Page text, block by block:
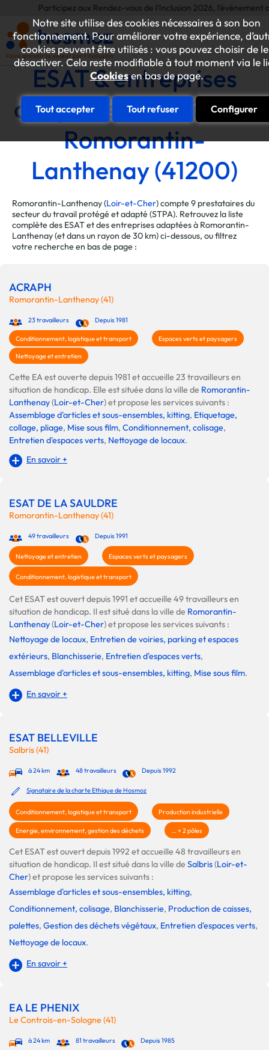
Notre site utilise des cookies nécessaires à son bon
fonctionnement. Pour améliorer votre expérience,
cookies peuvent être utilisés : vous pouvez choisir de
désactiver. Cela reste modifiable à tout moment via le
Cookiesen bas de page.
Tout accepter Tout refuser Configurer
Participez aux Rendez-vous de l'Inclusion 2026, l'événement
ESAT & entreprises
adaptées de la ville de
Romorantin-
Lanthenay (41200)
Romorantin-Lanthenay (Loir-et-Cher) compte 9 prestataires du
secteur du travail protégé et adapté (STPA). Retrouvez la liste
complète des ESAT et des entreprises adaptées à Romorantin-
Lanthenay (et dans un rayon de 30 km) ci-dessous, ou filtrez
votre recherche en bas de page :
ACRAPH
Romorantin-Lanthenay (41)
23 travailleurs Depuis 1981
Conditionnement, logistique et transport Espaces verts et paysagers
Nettoyage et entretien
Cette EA est ouverte depuis 1981 et accueille 23 travailleurs en
situation de handicap. Elle est située dans la ville de Romorantin-
Lanthenay(Loir-et-Cher) et propose les services suivants :
Assemblage d'articles et sous-ensembles, kitting, Etiquetage,
collage, pliage, Mise sous film, Conditionnement, colisage,
Entretien d'espaces verts, Nettoyage de locaux.
En savoir +
ESAT DE LA SAULDRE
Romorantin-Lanthenay (41)
49 travailleurs Depuis 1991
Nettoyage et entretien Espaces verts et paysagers
Conditionnement, logistique et transport
Cet ESAT est ouvert depuis 1991 et accueille 49 travailleurs en
situation de handicap. Il est situé dans la ville de Romorantin-
Lanthenay(Loir-et-Cher) et propose les services suivants :
Nettoyage de locaux, Entretien de voiries, parking et espaces
extérieurs, Blanchisserie, Entretien d'espaces verts,
Assemblage d'articles et sous-ensembles, kitting, Mise sous film.
En savoir +
ESAT BELLEVILLE
Salbris (41)
à 24 km 48 travailleurs Depuis 1992
Signataire de la charte Ethique de Hosmoz
Conditionnement, logistique et transport Production industrielle
Energie, environnement, gestion des déchets ... + 2 pôles
Cet ESAT est ouvert depuis 1992 et accueille 48 travailleurs en
situation de handicap. Il est situé dans la ville deSalbris(Loir-et-
Cher) et propose les services suivants :
Assemblage d'articles et sous-ensembles, kitting,
Conditionnement, colisage, Blanchisserie, Production de caisses,
palettes, Gestion des déchets végétaux, Entretien d'espaces verts,
Nettoyage de locaux.
En savoir +
EA LE PHENIX
Le Controis-en-Sologne (41)
à 24 km 81 travailleurs Depuis 1985